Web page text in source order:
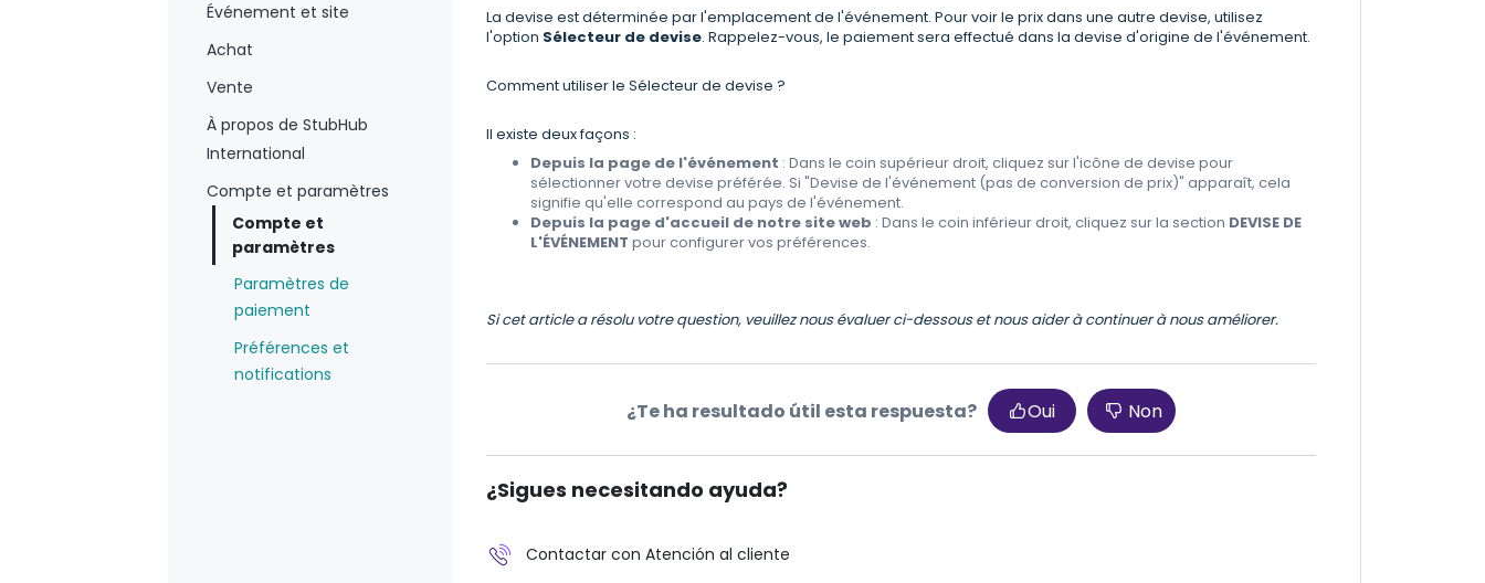
Événement et site
Achat
Vente
À propos de StubHub
International
Compte et paramètres
Compte et
paramètres
Paramètres de
paiement
Préférences et
notifications
La devise est déterminée par l'emplacement de l'événement. Pour voir le prix dans une autre devise, utilisez
l'option Sélecteur de devise. Rappelez-vous, le paiement sera effectué dans la devise d'origine de l'événement.
Comment utiliser le Sélecteur de devise ?
Il existe deux façons :
Depuis la page de l'événement : Dans le coin supérieur droit, cliquez sur l'icône de devise pour
sélectionner votre devise préférée. Si "Devise de l'événement (pas de conversion de prix)" apparaît, cela
signifie qu'elle correspond au pays de l'événement.
Depuis la page d'accueil de notre site web : Dans le coin inférieur droit, cliquez sur la section DEVISE DE
L'ÉVÉNEMENT pour configurer vos préférences.
Si cet article a résolu votre question, veuillez nous évaluer ci-dessous et nous aider à continuer à nous améliorer.
¿Te ha resultado útil esta respuesta? Oui Non
¿Sigues necesitando ayuda?
Contactar con Atención al cliente